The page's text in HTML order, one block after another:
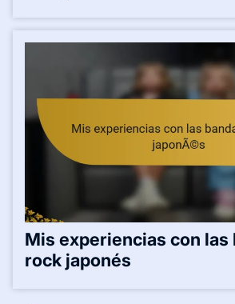
Mis experiencias con las
rock japonés